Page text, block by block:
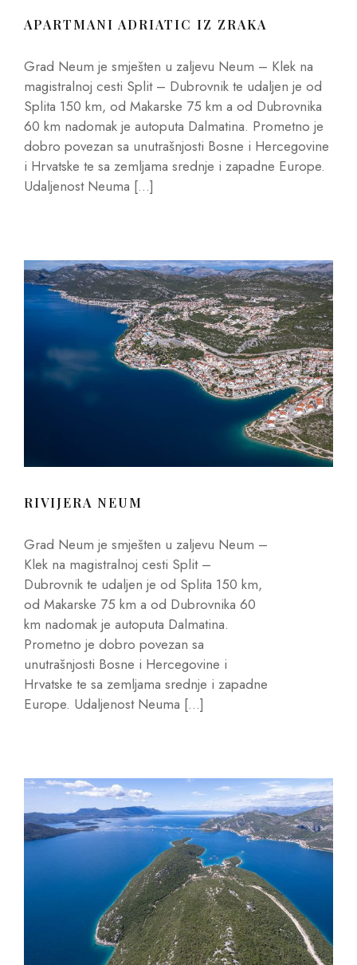
APARTMANI ADRIATIC IZ ZRAKA
Grad Neum je smješten u zaljevu Neum – Klek na
magistralnoj cesti Split – Dubrovnik te udaljen je od
Splita 150 km, od Makarske 75 km a od Dubrovnika
60 km nadomak je autoputa Dalmatina. Prometno je
dobro povezan sa unutrašnjosti Bosne i Hercegovine
i Hrvatske te sa zemljama srednje i zapadne Europe.
Udaljenost Neuma […]
RIVIJERA NEUM
Grad Neum je smješten u zaljevu Neum –
Klek na magistralnoj cesti Split –
Dubrovnik te udaljen je od Splita 150 km,
od Makarske 75 km a od Dubrovnika 60
km nadomak je autoputa Dalmatina.
Prometno je dobro povezan sa
unutrašnjosti Bosne i Hercegovine i
Hrvatske te sa zemljama srednje i zapadne
Europe. Udaljenost Neuma […]